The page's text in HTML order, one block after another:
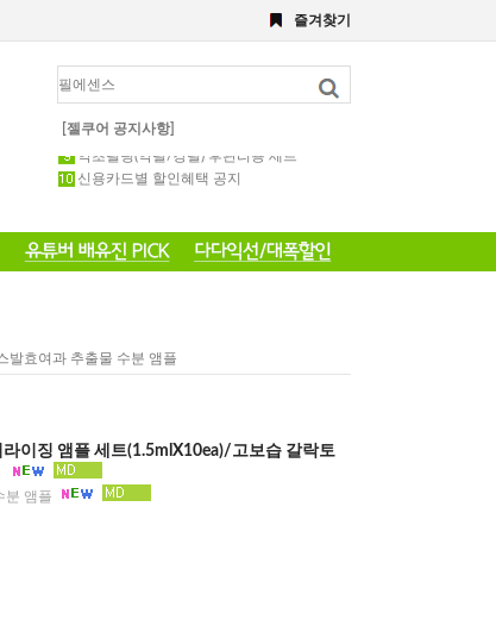
[젤쿠어 공지사항]
약초필링 1회용 세트
신용카드별 할인혜택 공지
즐겨찾기
발효여과 추출물 수분 앰플
이징 앰플 세트(1.5mlX10ea)/고보습 갈락토
분 앰플